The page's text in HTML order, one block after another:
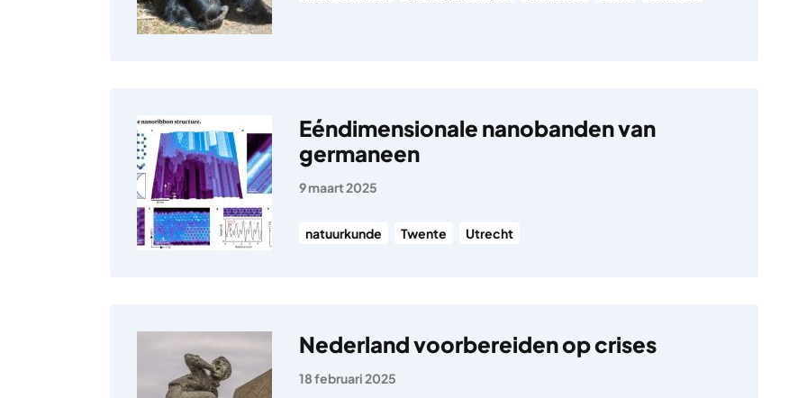
Eéndimensionale nanobanden van
germaneen
9 maart 2025
natuurkunde Twente Utrecht
Nederland voorbereiden op crises
18 februari 2025